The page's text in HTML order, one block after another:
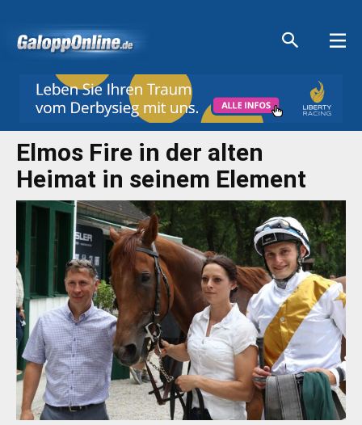
Elmos Fire in der alten
Heimat in seinem Element